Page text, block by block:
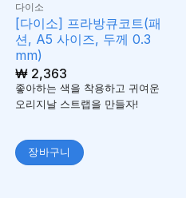
다이소
[다이소] 프라방큐코트(패
션, A5 사이즈, 두께 0.3
mm)
₩2,363
좋아하는 색을 착용하고 귀여운
오리지날 스트랩을 만들자!
장바구니